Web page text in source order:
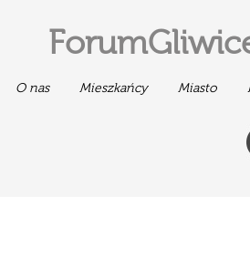
O nas Mieszkańcy Miasto